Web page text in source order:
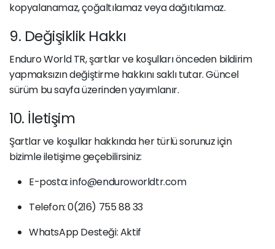
kopyalanamaz, çoğaltılamaz veya dağıtılamaz.
9. Değişiklik Hakkı
Enduro World TR, şartlar ve koşulları önceden bildirim
yapmaksızın değiştirme hakkını saklı tutar. Güncel
sürüm bu sayfa üzerinden yayımlanır.
10. İletişim
Şartlar ve koşullar hakkında her türlü sorunuz için
bizimle iletişime geçebilirsiniz:
E-posta:info@enduroworldtr.com
Telefon: 0(216) 755 88 33
WhatsApp Desteği: Aktif